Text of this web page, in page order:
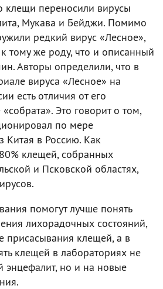
клещи переносили вирусы
Мукава и Бейджи. Помимо
редкий вирус «Лесное»,
тому же роду, что и описанный
Авторы определили, что в
вируса «Лесное» на
есть отличия от его
Это говорит о том,
по мере
Китая в Россию. Как
клещей, собранных
и Псковской областях,
помогут лучше понять
лихорадочных состояний,
присасывания клещей, а в
клещей в лабораториях не
энцефалит, но и на новые